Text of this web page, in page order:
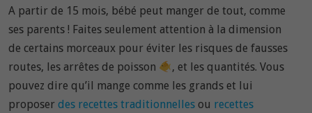
A partir de 15 mois, bébé peut manger de tout, comme
ses parents ! Faites seulement attention à la dimension
de certains morceaux pour éviter les risques de fausses
routes, les arrêtes de poisson
, et les quantités. Vous
pouvez dire qu’il mange comme les grands et lui
proposerdes recettes traditionnelles ou recettes